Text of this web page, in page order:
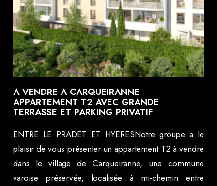
A VENDRE A CARQUEIRANNE
APPARTEMENT T2 AVEC GRANDE
TERRASSE ET PARKING PRIVATIF
ENTRE LE PRADET ET HYERESNotre groupe a le
plaisir de vous présenter un appartement T2 à vendre
dans le village de Carqueiranne, une commune
varoise préservée, localisée à mi-chemin entre